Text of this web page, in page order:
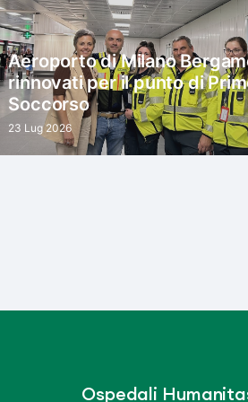
Aeroporto di Milano
rinnovati per il punto di
Soccorso
23 Lug 2026
Ospedali